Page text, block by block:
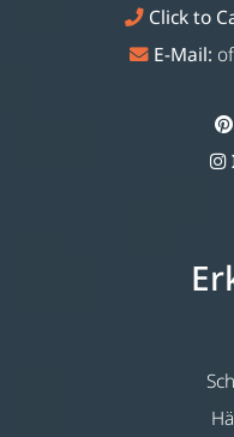
Click to
E-Mail: